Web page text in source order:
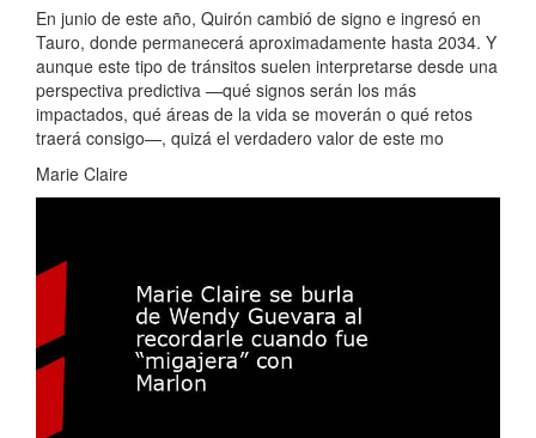
En junio de este año, Quirón cambió de signo e ingresó en
Tauro, donde permanecerá aproximadamente hasta 2034. Y
aunque este tipo de tránsitos suelen interpretarse desde una
perspectiva predictiva —qué signos serán los más
impactados, qué áreas de la vida se moverán o qué retos
traerá consigo—, quizá el verdadero valor de este mo
Marie Claire